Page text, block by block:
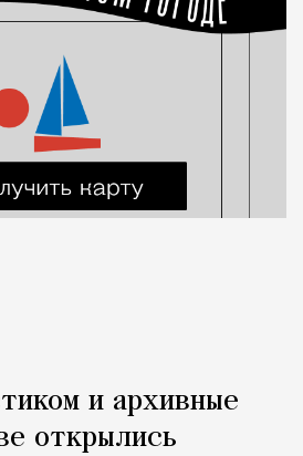
и архивные
открылись